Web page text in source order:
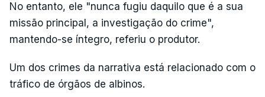
No entanto, ele "nunca fugiu daquilo que é a sua
missão principal, a investigação do crime",
mantendo-se íntegro, referiu o produtor.
Um dos crimes da narrativa está relacionado com o
tráfico de órgãos de albinos.